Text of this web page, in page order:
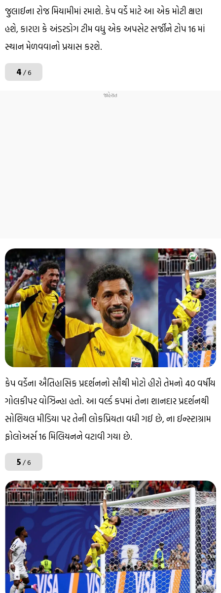
જુલાઈના રોજ મિયામીમાં રમાશે. કેપ વર્ડે માટે આ એક મોટી ક્ષણ
હશે, કારણ કે અંડરડોગ ટીમ વધુ એક અપસેટ સર્જીને ટોપ 16 માં
સ્થાન મેળવવાનો પ્રયાસ કરશે.
4/ 6
કેપ વર્ડેના ઐતિહાસિક પ્રદર્શનનો સૌથી મોટો હીરો તેમનો 40 વર્ષીય
ગોલકીપર વોઝિન્હા હતો. આ વર્લ્ડ કપમાં તેના શાનદાર પ્રદર્શનથી
સોશિયલ મીડિયા પર તેની લોકપ્રિયતા વધી ગઈ છે, ના ઈન્સ્ટાગ્રામ
ફોલોઅર્સ 16 મિલિયનને વટાવી ગયા છે.
5/ 6